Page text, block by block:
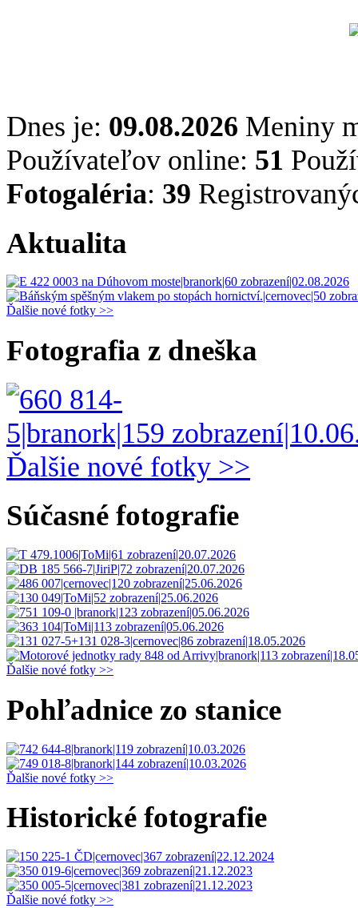
Dnes je: 09.08.2026 Meniny
Používateľov online: 51
Fotogaléria: 39
Aktualita
Ďalšie nové fotky >>
Fotografia z dneška
Ďalšie nové fotky >>
Súčasné fotografie
Ďalšie nové fotky >>
Pohľadnice zo stanice
Ďalšie nové fotky >>
Historické fotografie
Ďalšie nové fotky >>